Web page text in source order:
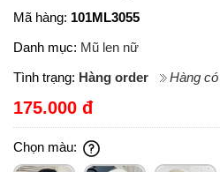
Mã hàng: 101ML3055
Danh mục: Mũ len nữ
Tình trạng: Hàng order Hàng
175.000 đ
Chọn màu: